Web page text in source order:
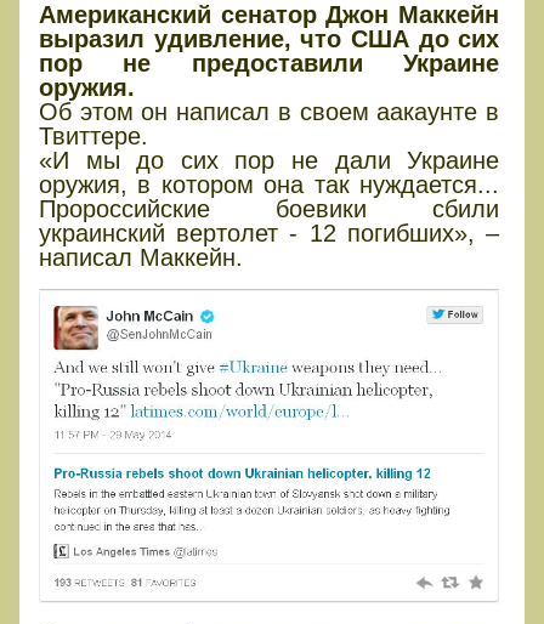
Американский сенатор Джон Маккейн
выразил удивление, что США до сих
пор не предоставили Украине
оружия.
Об этом он написал в своем аакаунте в
Твиттере.
«И мы до сих пор не дали Украине
оружия, в котором она так нуждается...
Пророссийские боевики сбили
украинский вертолет - 12 погибших», –
написал Маккейн.